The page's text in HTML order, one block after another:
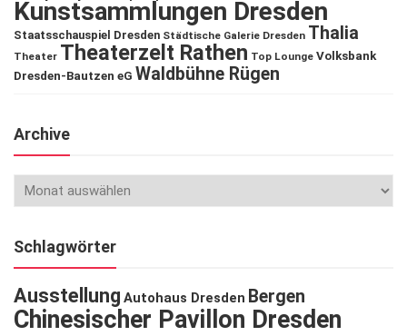
Kunstsammlungen Dresden
Staatsschauspiel Dresden Städtische Galerie Dresden Thalia
Theater Theaterzelt Rathen Top Lounge Volksbank
Dresden-Bautzen eG Waldbühne Rügen
Archive
Schlagwörter
Ausstellung Autohaus Dresden Bergen
Chinesischer Pavillon Dresden